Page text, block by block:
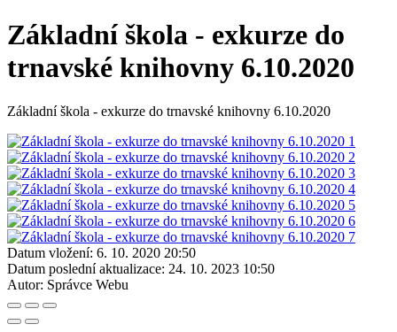
Základní škola - exkurze do
trnavské knihovny 6.10.2020
Základní škola - exkurze do trnavské knihovny 6.10.2020
Datum vložení: 6. 10. 2020 20:50
Datum poslední aktualizace: 24. 10. 2023 10:50
Autor: Správce Webu